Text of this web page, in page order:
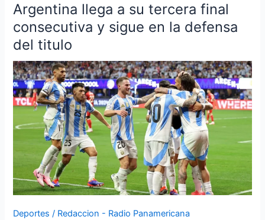
Argentina llega a su tercera final
consecutiva y sigue en la defensa
del titulo
Deportes / Redaccion - Radio Panamericana
Argentina
a
su
tercera
final
consecutiva
y
sigue
defensa
del
titulo